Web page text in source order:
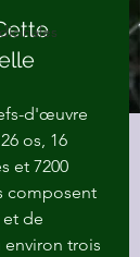
d'œuvre
os, 16
et 7200
composent
de
trois